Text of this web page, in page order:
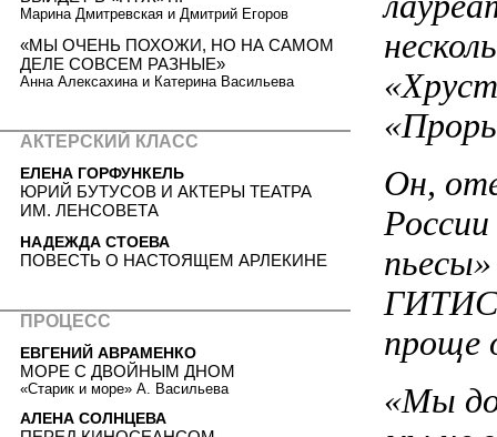
Он,
проще
«Мы
Марина Дмитревская и Дмитрий Егоров
«МЫ ОЧЕНЬ ПОХОЖИ, НО НА САМОМ
ДЕЛЕ СОВСЕМ РАЗНЫЕ»
Анна Алексахина и Катерина Васильева
АКТЕРСКИЙ КЛАСС
ЕЛЕНА ГОРФУНКЕЛЬ
ЮРИЙ БУТУСОВ И АКТЕРЫ ТЕАТРА
ИМ. ЛЕНСОВЕТА
НАДЕЖДА СТОЕВА
ПОВЕСТЬ О НАСТОЯЩЕМ АРЛЕКИНЕ
ПРОЦЕСС
ЕВГЕНИЙ АВРАМЕНКО
МОРЕ С ДВОЙНЫМ ДНОМ
«Старик и море» А. Васильева
АЛЕНА СОЛНЦЕВА